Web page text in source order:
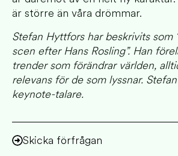
är större än våra drömmar.
Stefan Hyttfors har beskrivits som
scen efter Hans Rosling”. Han
trender som förändrar världen,
relevans för de som lyssnar.
keynote-talare.
Skicka förfrågan